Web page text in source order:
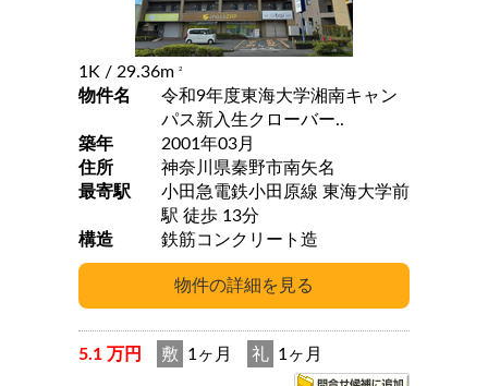
1K / 29.36m 2
物件名
令和9年度東海大学湘南キャン
パス新入生クローバー..
築年
2001年03月
住所
神奈川県秦野市南矢名
最寄駅
小田急電鉄小田原線 東海大学前
駅 徒歩 13分
構造
鉄筋コンクリート造
5.1 万円 敷 1ヶ月 礼 1ヶ月